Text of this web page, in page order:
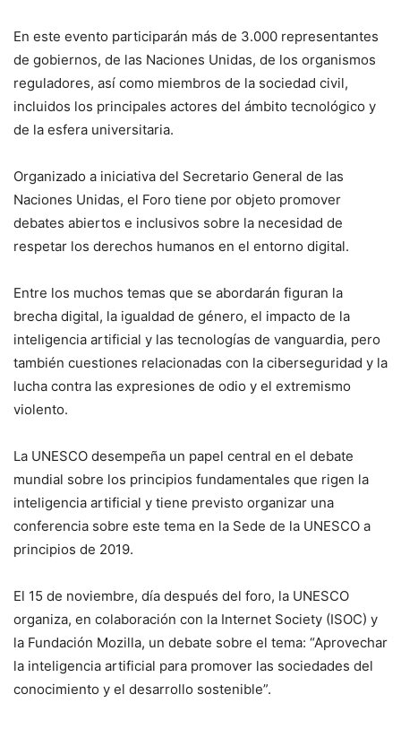
En este evento participarán más de 3.000 representantes
de gobiernos, de las Naciones Unidas, de los organismos
reguladores, así como miembros de la sociedad civil,
incluidos los principales actores del ámbito tecnológico y
de la esfera universitaria.
Organizado a iniciativa del Secretario General de las
Naciones Unidas, el Foro tiene por objeto promover
debates abiertos e inclusivos sobre la necesidad de
respetar los derechos humanos en el entorno digital.
Entre los muchos temas que se abordarán figuran la
brecha digital, la igualdad de género, el impacto de la
inteligencia artificial y las tecnologías de vanguardia, pero
también cuestiones relacionadas con la ciberseguridad y la
lucha contra las expresiones de odio y el extremismo
violento.
La UNESCO desempeña un papel central en el debate
mundial sobre los principios fundamentales que rigen la
inteligencia artificial y tiene previsto organizar una
conferencia sobre este tema en la Sede de la UNESCO a
principios de 2019.
El 15 de noviembre, día después del foro, la UNESCO
organiza, en colaboración con la Internet Society (ISOC) y
la Fundación Mozilla, un debate sobre el tema: “Aprovechar
la inteligencia artificial para promover las sociedades del
conocimiento y el desarrollo sostenible”.